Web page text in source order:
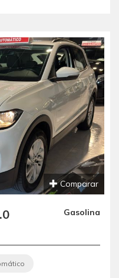
Comparar
Gasolina